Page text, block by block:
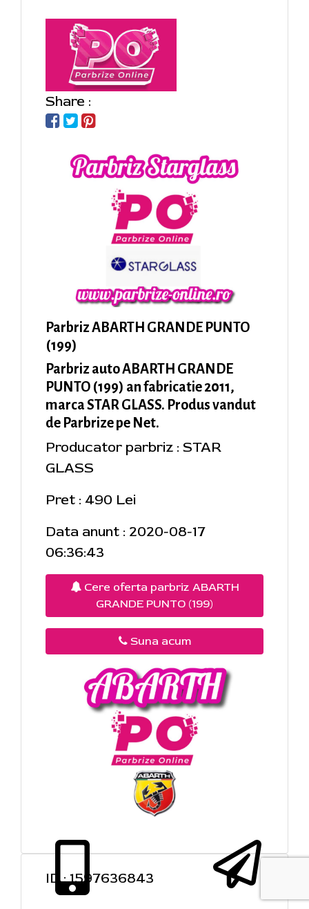
Share :
Parbriz ABARTH GRANDE PUNTO
(199)
Parbriz auto ABARTH GRANDE
PUNTO (199) an fabricatie 2011,
marca STAR GLASS. Produs vandut
de Parbrize pe Net.
Producator parbriz : STAR
GLASS
Pret : 490 Lei
Data anunt : 2020-08-17
06:36:43
Cere oferta parbriz ABARTH
GRANDE PUNTO (199)
Suna acum
ID : 1597636843